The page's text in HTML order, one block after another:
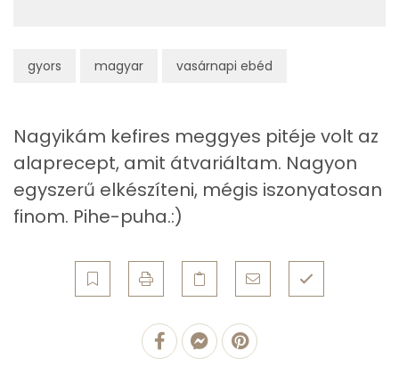
gyors magyar vasárnapi ebéd
Fehérje
Zsír
Összesen
21.8 g
Egyszeresen telítetlen zsírsav:
Többszörösen telítetlen zsírsav
Nagyikám kefires meggyes pitéje volt az
alaprecept, amit átvariáltam. Nagyon
egyszerű elkészíteni, mégis iszonyatosan
finom. Pihe-puha.:)